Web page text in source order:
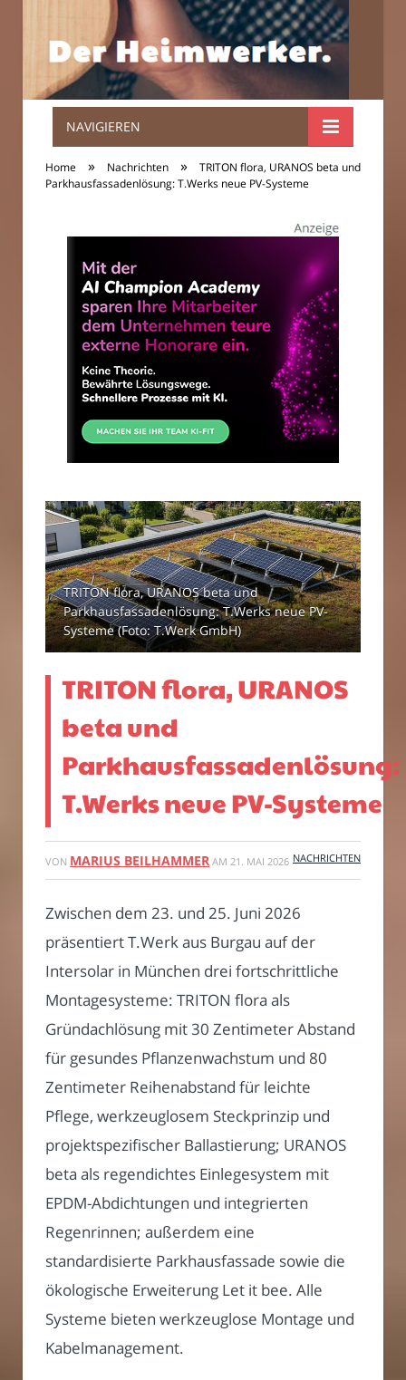
Der
Heimwerker.
NAVIGIEREN
Home » Nachrichten »
TRITON flora, URANOS beta und
Parkhausfassadenlösung: T.Werks neue PV-Systeme
TRITON flora, URANOS beta und
Parkhausfassadenlösung: T.Werks neue PV-
Systeme (Foto: T.Werk GmbH)
TRITON flora, URANOS
beta und
Parkhausfassadenlösung:
T.Werks neue PV-Systeme
VON MARIUS BEILHAMMER AM 21. MAI 2026 NACHRICHTEN
Zwischen dem 23. und 25. Juni 2026
präsentiert T.Werk aus Burgau auf der
Intersolar in München drei fortschrittliche
Montagesysteme: TRITON flora als
Gründachlösung mit 30 Zentimeter Abstand
für gesundes Pflanzenwachstum und 80
Zentimeter Reihenabstand für leichte
Pflege, werkzeuglosem Steckprinzip und
projektspezifischer Ballastierung; URANOS
beta als regendichtes Einlegesystem mit
EPDM-Abdichtungen und integrierten
Regenrinnen; außerdem eine
standardisierte Parkhausfassade sowie die
ökologische Erweiterung Let it bee. Alle
Systeme bieten werkzeuglose Montage und
Kabelmanagement.